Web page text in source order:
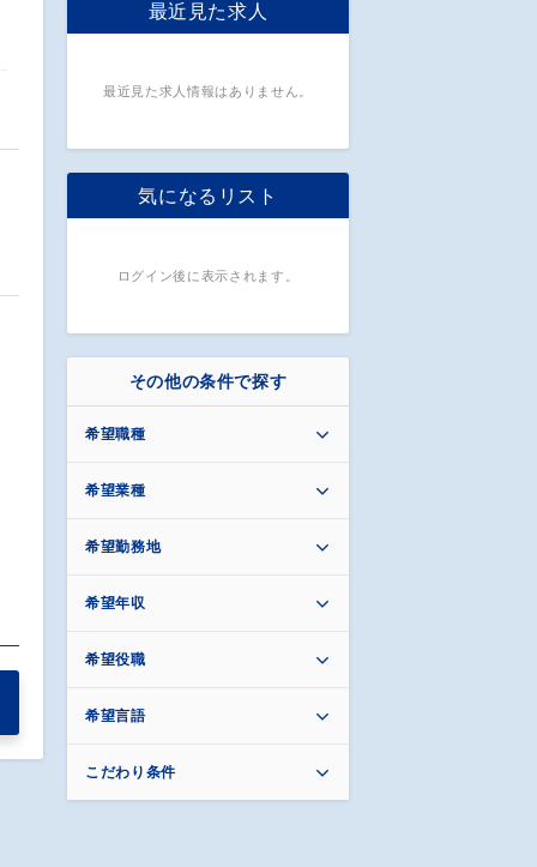
最近見た求人
最近見た求人情報はありません。
気になるリスト
ログイン後に表示されます。
その他の条件で探す
希望職種
希望業種
希望勤務地
希望年収
希望役職
希望言語
こだわり条件